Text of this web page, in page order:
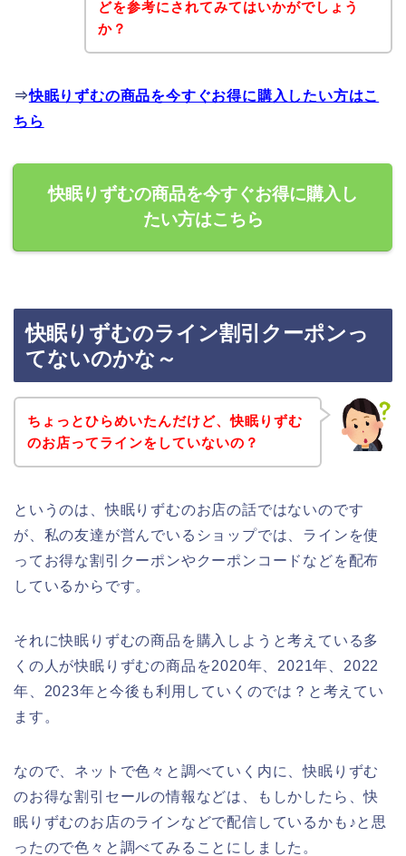
どを参考にされてみてはいかがでしょう
か？
⇒快眠りずむの商品を今すぐお得に購入したい方はこ
ちら
快眠りずむの商品を今すぐお得に購入し
たい方はこちら
快眠りずむのライン割引クーポンっ
てないのかな～
ちょっとひらめいたんだけど、快眠りずむ
のお店ってラインをしていないの？
というのは、快眠りずむのお店の話ではないのです
が、私の友達が営んでいるショップでは、ラインを使
ってお得な割引クーポンやクーポンコードなどを配布
しているからです。
それに快眠りずむの商品を購入しようと考えている多
くの人が快眠りずむの商品を2020年、2021年、2022
年、2023年と今後も利用していくのでは？と考えてい
ます。
なので、ネットで色々と調べていく内に、快眠りずむ
のお得な割引セールの情報などは、もしかしたら、快
眠りずむのお店のラインなどで配信しているかも♪と思
ったので色々と調べてみることにしました。